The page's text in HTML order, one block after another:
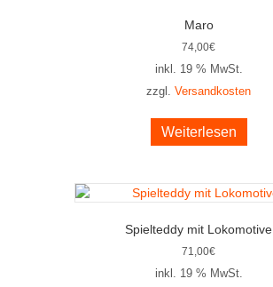
Maro
74,00€
inkl. 19 % MwSt.
zzgl. Versandkosten
Weiterlesen
Spielteddy mit Lokomotive
71,00€
inkl. 19 % MwSt.